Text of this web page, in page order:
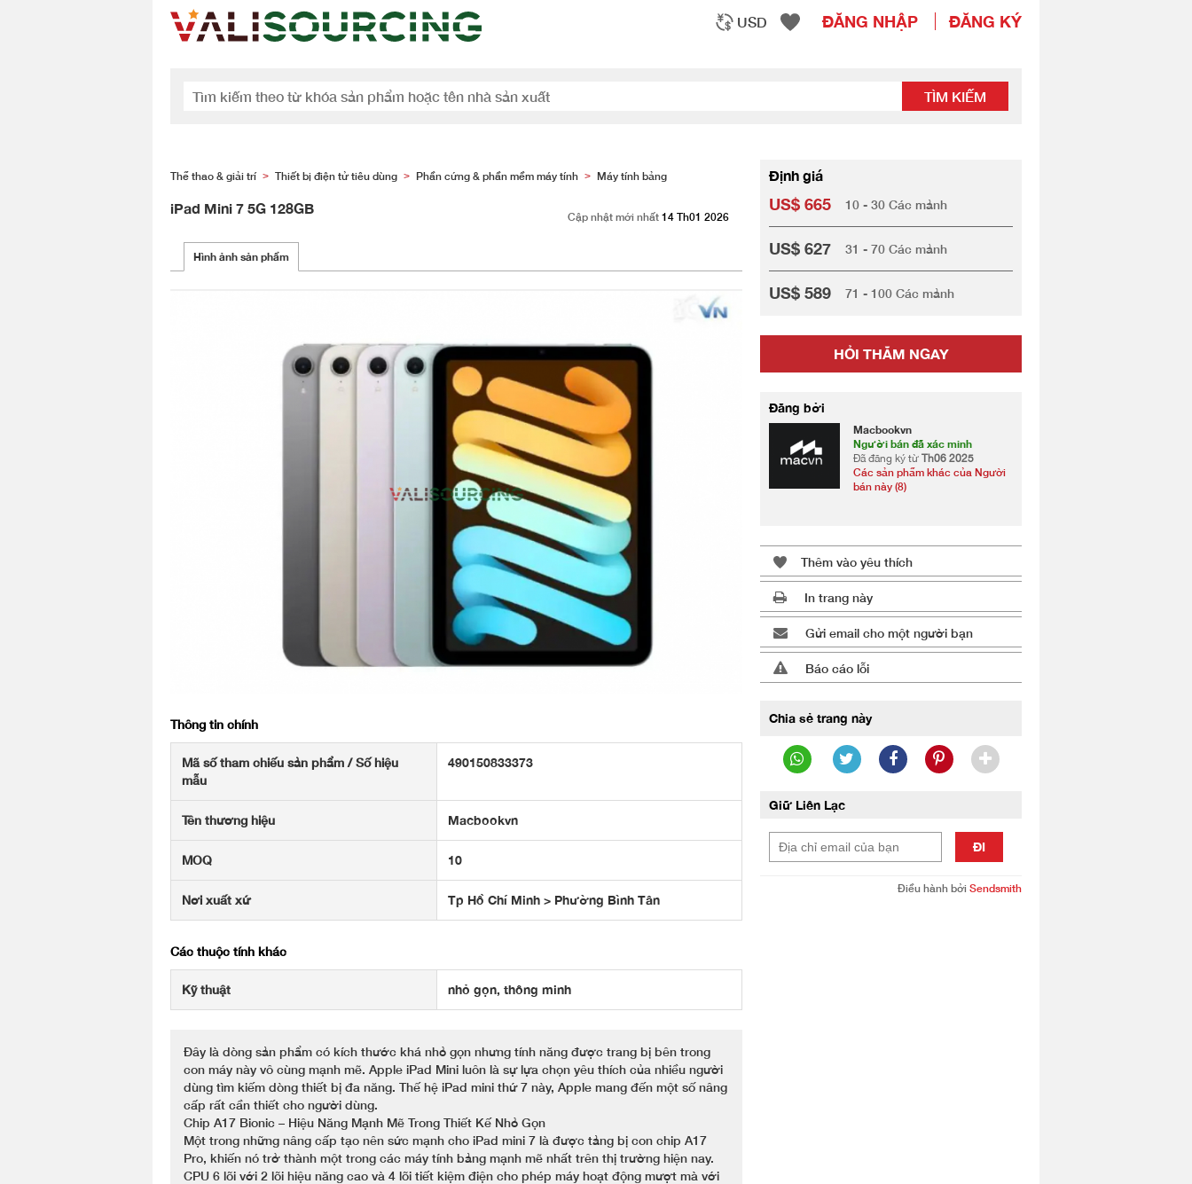
USD ĐĂNG NHẬP ĐĂNG KÝ
TÌM KIẾM
Thể thao & giải trí > Thiết bị điện tử tiêu dùng > Phần cứng & phần mềm máy tính > Máy tính bảng
iPad Mini 7 5G 128GB
Cập nhật mới nhất 14 Th01 2026
Hình ảnh sản phẩm
Thông tin chính
Mã số tham chiếu sản phẩm / Số hiệu
mẫu
490150833373
Tên thương hiệu Macbookvn
MOQ 10
Nơi xuất xứ Tp Hồ Chí Minh > Phường Bình Tân
Các thuộc tính khác
Kỹ thuật nhỏ gọn, thông minh
Đây là dòng sản phẩm có kích thước khá nhỏ gọn nhưng tính năng được trang bị bên trong
con máy này vô cùng mạnh mẽ. Apple iPad Mini luôn là sự lựa chọn yêu thích của nhiều người
dùng tìm kiếm dòng thiết bị đa năng. Thế hệ iPad mini thứ 7 này, Apple mang đến một số nâng
cấp rất cần thiết cho người dùng.
Chip A17 Bionic – Hiệu Năng Mạnh Mẽ Trong Thiết Kế Nhỏ Gọn
Một trong những nâng cấp tạo nên sức mạnh cho iPad mini 7 là được tảng bị con chip A17
Pro, khiến nó trở thành một trong các máy tính bảng mạnh mẽ nhất trên thị trường hiện nay.
CPU 6 lõi với 2 lõi hiệu năng cao và 4 lõi tiết kiệm điện cho phép máy hoạt động mượt mà với
Định giá
US$ 665 10 - 30 Các mảnh
US$ 627 31 - 70 Các mảnh
US$ 589 71 - 100 Các mảnh
HỎI THĂM NGAY
Đăng bởi
Macbookvn
Người bán đã xác minh
Đã đăng ký từ Th06 2025
Các sản phẩm khác của Người
bán này (8)
Thêm vào yêu thích
In trang này
Gửi email cho một người bạn
Báo cáo lỗi
Chia sẻ trang này
Giữ Liên Lạc
ĐI
Điều hành bởi Sendsmith